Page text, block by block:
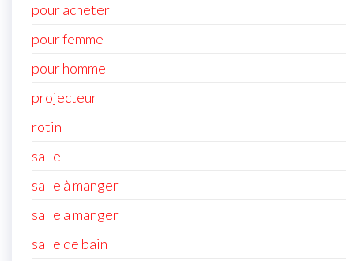
pour acheter
pour femme
pour homme
projecteur
rotin
salle
salle à manger
salle a manger
salle de bain